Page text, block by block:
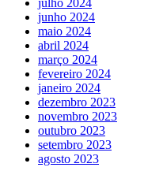
junho 2024
maio 2024
abril 2024
março 2024
fevereiro 2024
janeiro 2024
dezembro 2023
novembro 2023
outubro 2023
setembro 2023
agosto 2023